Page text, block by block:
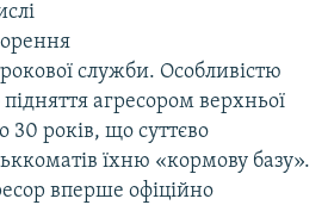
служби. Особливістю
агресором верхньої
30 років, що суттєво
їхню «кормову базу».
вперше офіційно